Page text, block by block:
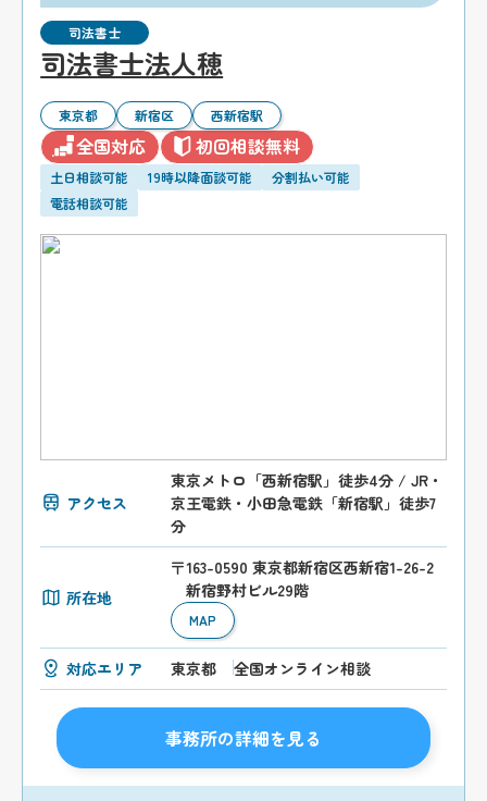
司法書士
司法書士法人穂
東京都 新宿区 西新宿駅
全国対応 初回相談無料
土日相談可能 19時以降面談可能
分割払い可能
電話相談可能
アクセス
東京メトロ「西新宿駅」徒歩4分 / JR・
京王電鉄・小田急電鉄「新宿駅」徒歩7
分
所在地
〒163-0590 東京都新宿区西新宿1-26-2
新宿野村ビル29階
MAP
対応エリア 東京都 全国オンライン相談
事務所の詳細を見る